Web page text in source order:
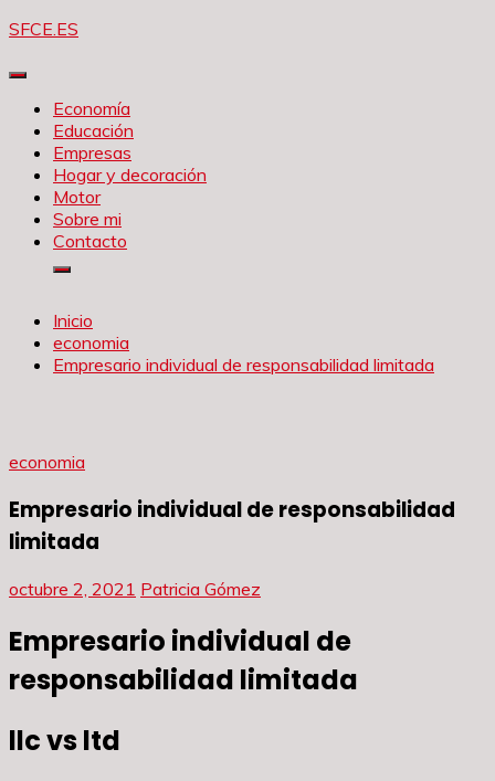
Saltar
contenido
SFCE.ES
Economía
Educación
Empresas
Hogar y decoración
Motor
Sobre mi
Contacto
Inicio
economia
Empresario individual de responsabilidad limitada
economia
Empresario individual de responsabilidad
limitada
octubre 2, 2021 Patricia Gómez
Empresario individual de
responsabilidad limitada
llc vs ltd